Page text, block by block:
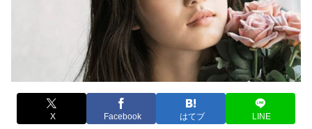
X Facebook はてブ LINE